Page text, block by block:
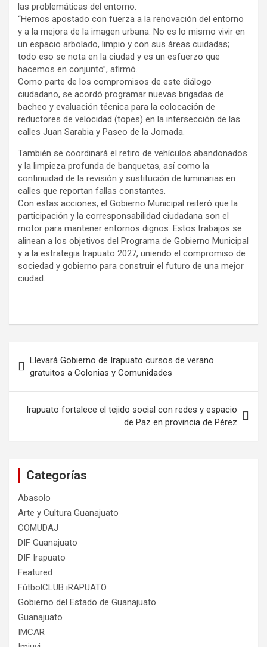
las problemáticas del entorno.
“Hemos apostado con fuerza a la renovación del entorno
y a la mejora de la imagen urbana. No es lo mismo vivir en
un espacio arbolado, limpio y con sus áreas cuidadas;
todo eso se nota en la ciudad y es un esfuerzo que
hacemos en conjunto”, afirmó.
Como parte de los compromisos de este diálogo
ciudadano, se acordó programar nuevas brigadas de
bacheo y evaluación técnica para la colocación de
reductores de velocidad (topes) en la intersección de las
calles Juan Sarabia y Paseo de la Jornada.
También se coordinará el retiro de vehículos abandonados
y la limpieza profunda de banquetas, así como la
continuidad de la revisión y sustitución de luminarias en
calles que reportan fallas constantes.
Con estas acciones, el Gobierno Municipal reiteró que la
participación y la corresponsabilidad ciudadana son el
motor para mantener entornos dignos. Estos trabajos se
alinean a los objetivos del Programa de Gobierno Municipal
y a la estrategia Irapuato 2027, uniendo el compromiso de
sociedad y gobierno para construir el futuro de una mejor
ciudad.
de
entradas
Llevará Gobierno de Irapuato cursos de verano
gratuitos a Colonias y Comunidades
Irapuato fortalece el tejido social con redes y espacio
de Paz en provincia de Pérez
Categorías
Abasolo
Arte y Cultura Guanajuato
COMUDAJ
DIF Guanajuato
DIF Irapuato
Featured
FútbolCLUB iRAPUATO
Gobierno del Estado de Guanajuato
Guanajuato
IMCAR